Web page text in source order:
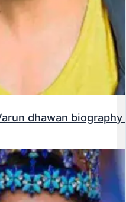
dhawan